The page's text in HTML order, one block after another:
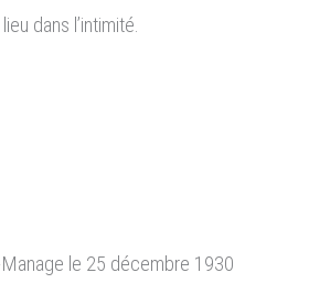
dans l’intimité.
le 25 décembre 1930